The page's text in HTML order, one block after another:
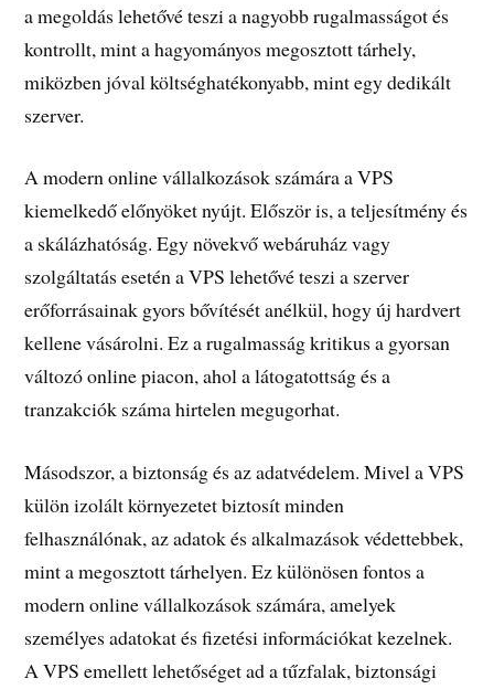
a megoldás lehetővé teszi a nagyobb rugalmasságot és
kontrollt, mint a hagyományos megosztott tárhely,
miközben jóval költséghatékonyabb, mint egy dedikált
szerver.
A modern online vállalkozások számára a VPS
kiemelkedő előnyöket nyújt. Először is, a teljesítmény és
a skálázhatóság. Egy növekvő webáruház vagy
szolgáltatás esetén a VPS lehetővé teszi a szerver
erőforrásainak gyors bővítését anélkül, hogy új hardvert
kellene vásárolni. Ez a rugalmasság kritikus a gyorsan
változó online piacon, ahol a látogatottság és a
tranzakciók száma hirtelen megugorhat.
Másodszor, a biztonság és az adatvédelem. Mivel a VPS
külön izolált környezetet biztosít minden
felhasználónak, az adatok és alkalmazások védettebbek,
mint a megosztott tárhelyen. Ez különösen fontos a
modern online vállalkozások számára, amelyek
személyes adatokat és fizetési információkat kezelnek.
A VPS emellett lehetőséget ad a tűzfalak, biztonsági